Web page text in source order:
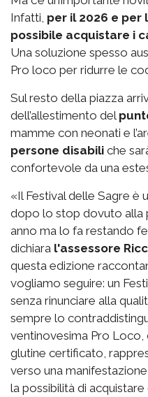
Infatti, per il 2026 e per
possibile acquistare i
Una soluzione spesso
Pro loco per ridurre le
Sul resto della piazza
dell’allestimento del
mamme con neonati e
persone disabili che
confortevole da una
«Il Festival delle Sagre è
dopo lo stop dovuto alla
anno ma lo fa restando
dichiara l'assessore
questa edizione
vogliamo seguire: un
senza rinunciare alla
sempre lo
ventinovesima Pro Loco,
glutine certificato,
verso una
la possibilità di acquistare